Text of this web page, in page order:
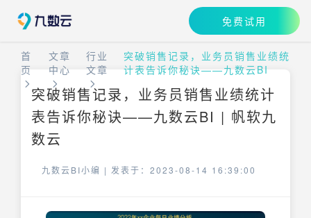
免费试用
首
页
文章
中心
行业
文章
突破销售记录，业务员销售业绩统
计表告诉你秘诀——九数云BI
突破销售记录，业务员销售业绩统计
表告诉你秘诀——九数云BI | 帆软九
数云
九数云BI小编 | 发表于：2023-08-14 16:39:00